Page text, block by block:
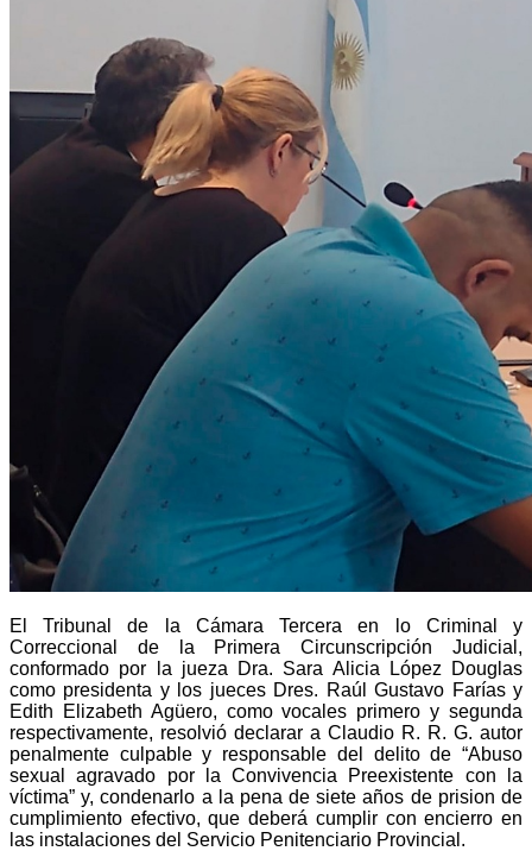
El Tribunal de la Cámara Tercera en lo Criminal y
Correccional de la Primera Circunscripción Judicial,
conformado por la jueza Dra. Sara Alicia López Douglas
como presidenta y los jueces Dres. Raúl Gustavo Farías y
Edith Elizabeth Agüero, como vocales primero y segunda
respectivamente, resolvió declarar a Claudio R. R. G. autor
penalmente culpable y responsable del delito de “Abuso
sexual agravado por la Convivencia Preexistente con la
víctima” y, condenarlo a la pena de siete años de prision de
cumplimiento efectivo, que deberá cumplir con encierro en
las instalaciones del Servicio Penitenciario Provincial.